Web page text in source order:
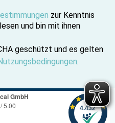
zur Kenntnis
und bin mit ihnen
geschützt und es gelten
.